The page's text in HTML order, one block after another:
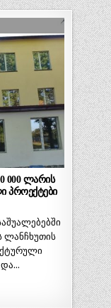
000 ლარის
პროექტები
ლანჩხუთის
და…